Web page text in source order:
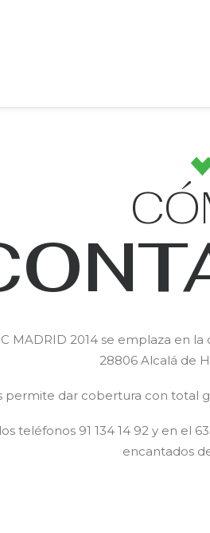
MADRID 2014 se emplaza en
28806 Alcalá de
permite dar cobertura con total
teléfonos 91 134 14 92 y en el
encantados